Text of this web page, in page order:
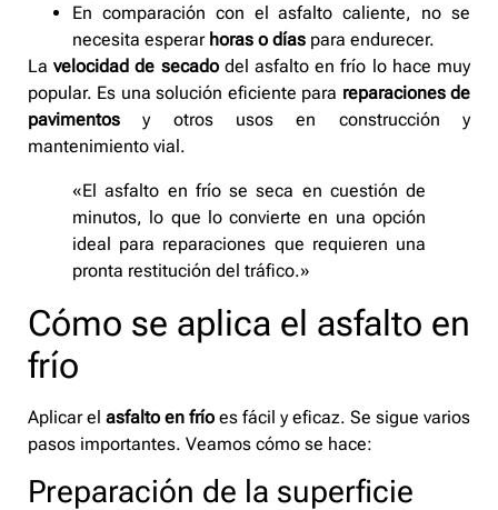
En comparación con el asfalto caliente, no se
necesita esperar horas o días para endurecer.
Lavelocidad de secadodel asfalto en frío lo hace muy
popular. Es una solución eficiente para reparaciones de
pavimentos y otros usos en construcción y
mantenimiento vial.
«El asfalto en frío se seca en cuestión de
minutos, lo que lo convierte en una opción
ideal para reparaciones que requieren una
pronta restitución del tráfico.»
Cómo se aplica el asfalto en
frío
Aplicar el asfalto en frío es fácil y eficaz. Se sigue varios
pasos importantes. Veamos cómo se hace:
Preparación de la superficie